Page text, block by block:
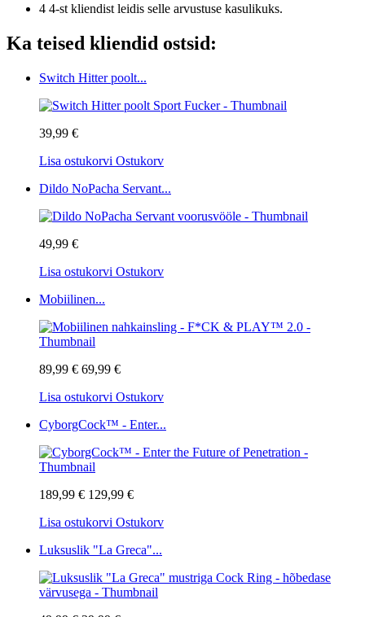
4 4-st kliendist leidis selle arvustuse kasulikuks.
Ka teised kliendid ostsid:
Switch Hitter poolt...
39,99 €
Lisa ostukorvi Ostukorv
Dildo NoPacha Servant...
49,99 €
Lisa ostukorvi Ostukorv
Mobiilinen...
89,99 € 69,99 €
Lisa ostukorvi Ostukorv
CyborgCock™ - Enter...
189,99 € 129,99 €
Lisa ostukorvi Ostukorv
Luksuslik "La Greca"...